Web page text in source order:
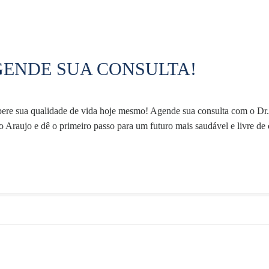
SUA CONSULTA!
sua qualidade de vida hoje mesmo! Agende sua consulta com o Dr.
Araujo e dê o primeiro passo para um futuro mais saudável e livre de